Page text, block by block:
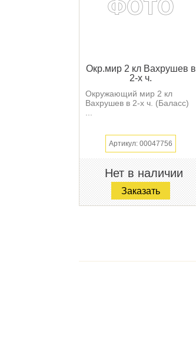
Окр.мир 2 кл Вахрушев в
2-х ч.
Окружающий мир 2 кл
Вахрушев в 2-х ч. (Баласс)
Артикул: 00047756
Нет в наличии
Заказать